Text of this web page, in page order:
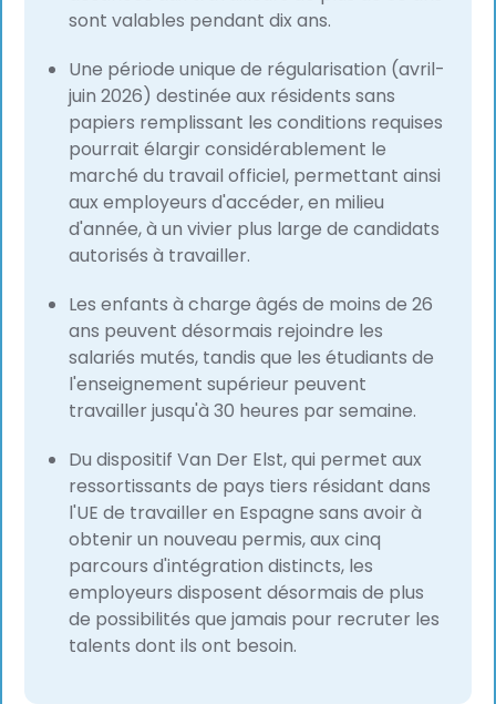
sont valables pendant dix ans.
Une période unique de régularisation (avril-
juin 2026) destinée aux résidents sans
papiers remplissant les conditions requises
pourrait élargir considérablement le
marché du travail officiel, permettant ainsi
aux employeurs d'accéder, en milieu
d'année, à un vivier plus large de candidats
autorisés à travailler.
Les enfants à charge âgés de moins de 26
ans peuvent désormais rejoindre les
salariés mutés, tandis que les étudiants de
l'enseignement supérieur peuvent
travailler jusqu'à 30 heures par semaine.
Du dispositif Van Der Elst, qui permet aux
ressortissants de pays tiers résidant dans
l'UE de travailler en Espagne sans avoir à
obtenir un nouveau permis, aux cinq
parcours d'intégration distincts, les
employeurs disposent désormais de plus
de possibilités que jamais pour recruter les
talents dont ils ont besoin.